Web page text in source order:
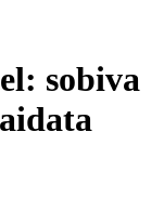
sobiva